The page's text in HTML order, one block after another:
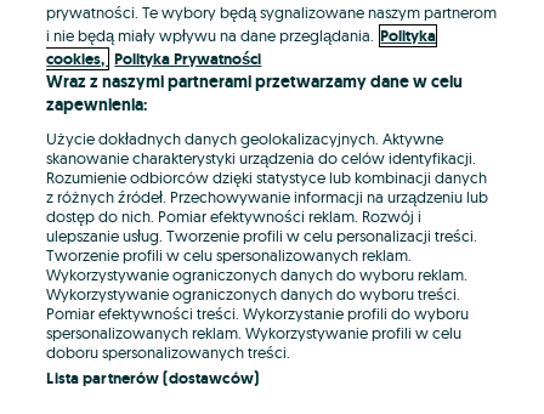
Kontynuuj przez konto Google
LUB
E-mail
Hasło
prywatności. Te wybory będą sygnalizowane naszym partnerom
i nie będą miały wpływu na dane przeglądania. Polityka
cookies, Polityka Prywatności
Wraz z naszymi partnerami przetwarzamy dane w celu
zapewnienia:
Użycie dokładnych danych geolokalizacyjnych. Aktywne
skanowanie charakterystyki urządzenia do celów identyfikacji.
Rozumienie odbiorców dzięki statystyce lub kombinacji danych
z różnych źródeł. Przechowywanie informacji na urządzeniu lub
dostęp do nich. Pomiar efektywności reklam. Rozwój i
ulepszanie usług. Tworzenie profili w celu personalizacji treści.
Tworzenie profili w celu spersonalizowanych reklam.
Wykorzystywanie ograniczonych danych do wyboru reklam.
Wykorzystywanie ograniczonych danych do wyboru treści.
Pomiar efektywności treści. Wykorzystanie profili do wyboru
spersonalizowanych reklam. Wykorzystywanie profili w celu
doboru spersonalizowanych treści.
Lista partnerów (dostawców)